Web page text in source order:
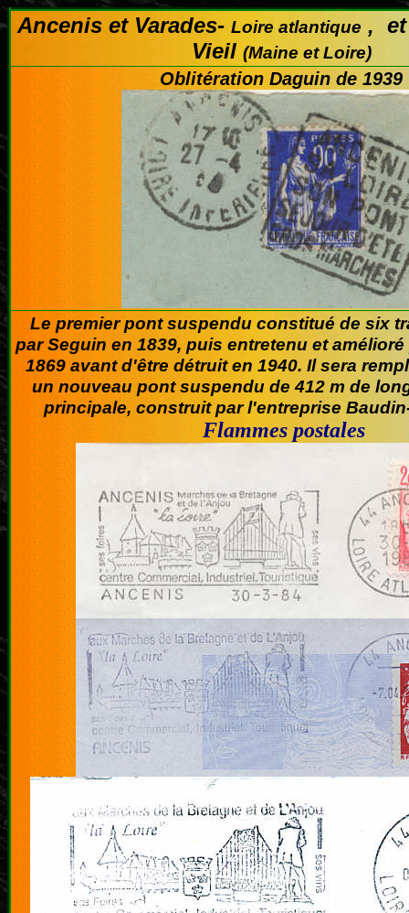
Ancenis et Varades- Loire atlantique , et
Vieil (Maine et Loire)
Oblitération Daguin de 1939
Le premier pont suspendu constitué de six
par Seguin en 1839, puis entretenu et
1869 avant d'être détruit en 1940. Il sera
un nouveau pont suspendu de 412 m de
principale, construit par l'entreprise
Flammes postales